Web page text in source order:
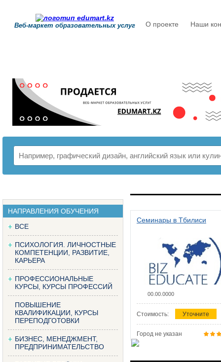
Веб-маркет образовательных услуг О проекте Наши
НАПРАВЛЕНИЯ ОБУЧЕНИЯ
ВСЕ
ПСИХОЛОГИЯ. ЛИЧНОСТНЫЕ
КОМПЕТЕНЦИИ, РАЗВИТИЕ,
КАРЬЕРА
ПРОФЕССИОНАЛЬНЫЕ
КУРСЫ, КУРСЫ ПРОФЕССИЙ
ПОВЫШЕНИЕ
КВАЛИФИКАЦИИ, КУРСЫ
ПЕРЕПОДГОТОВКИ
БИЗНЕС, МЕНЕДЖМЕНТ,
ПРЕДПРИНИМАТЕЛЬСТВО
Семинары в Тбилиси
00.00.0000
Стоимость: Уточните
Город не указан